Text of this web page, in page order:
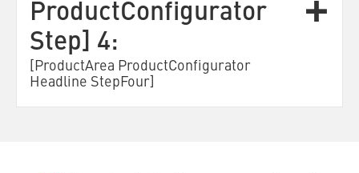
ProductConfigurator
Step] 4:
[ProductArea ProductConfigurator
Headline StepFour]